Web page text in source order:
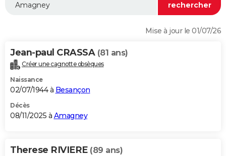
WEEK-END
Alimentation
Guide de la santé
Maladies
Médicaments
Sommeil
VOYAGE
Destinations
City break
Voyage nature
Voyage de noces
Forum
Climat
+PHOTO
GUIDES D'ACHAT
CARTE DE VOEUX
Mise à jour le 01/07/26
Jean-paul CRASSA (81 ans)
Créer une cagnotte obsèques
Naissance
02/07/1944 à Besançon
Décès
08/11/2025 à Amagney
Therese RIVIERE (89 ans)